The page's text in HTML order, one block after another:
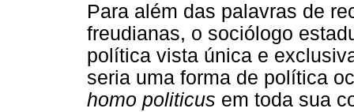
Para além das palavras de
freudianas, o sociólogo
política vista única e
seria uma forma de política
homo politicus em toda sua